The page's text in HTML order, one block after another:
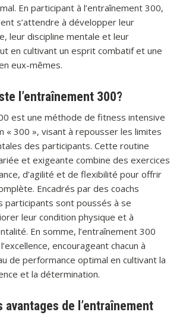
En participant à l’entraînement 300,
s’attendre à développer leur
leur discipline mentale et leur
en cultivant un esprit combatif et une
eux-mêmes.
l’entraînement 300?
est une méthode de fitness intensive
« 300 », visant à repousser les limites
des participants. Cette routine
et exigeante combine des exercices
d’agilité et de flexibilité pour offrir
Encadrés par des coachs
participants sont poussés à se
leur condition physique et à
En somme, l’entraînement 300
encourageant chacun à
de performance optimal en cultivant la
et la détermination.
avantages de l’entraînement